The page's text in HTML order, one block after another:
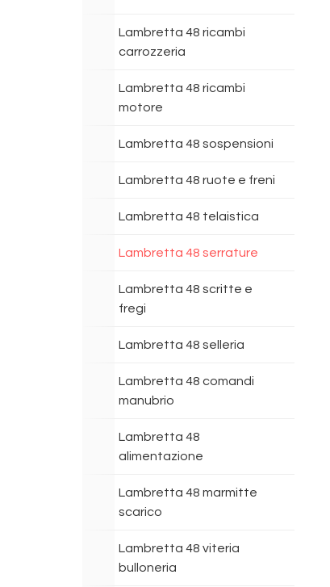
Lambretta 48 ricambi
carrozzeria
Lambretta 48 ricambi
motore
Lambretta 48 sospensioni
Lambretta 48 ruote e freni
Lambretta 48 telaistica
Lambretta 48 serrature
Lambretta 48 scritte e
fregi
Lambretta 48 selleria
Lambretta 48 comandi
manubrio
Lambretta 48
alimentazione
Lambretta 48 marmitte
scarico
Lambretta 48 viteria
bulloneria